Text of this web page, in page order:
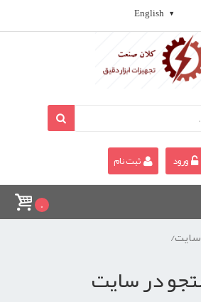
English
ورود ثبت نام
0
در سایت